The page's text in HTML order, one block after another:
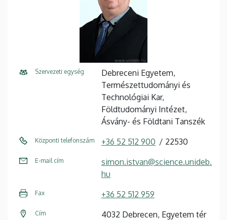
Szervezeti egység
Debreceni Egyetem,
Természettudományi és
Technológiai Kar,
Földtudományi Intézet,
Ásvány- és Földtani Tanszék
Központi telefonszám +36 52 512 900 22530
E-mail cím
simon.istvan@science.unideb.
hu
Fax +36 52 512 959
Cím
4032 Debrecen, Egyetem tér